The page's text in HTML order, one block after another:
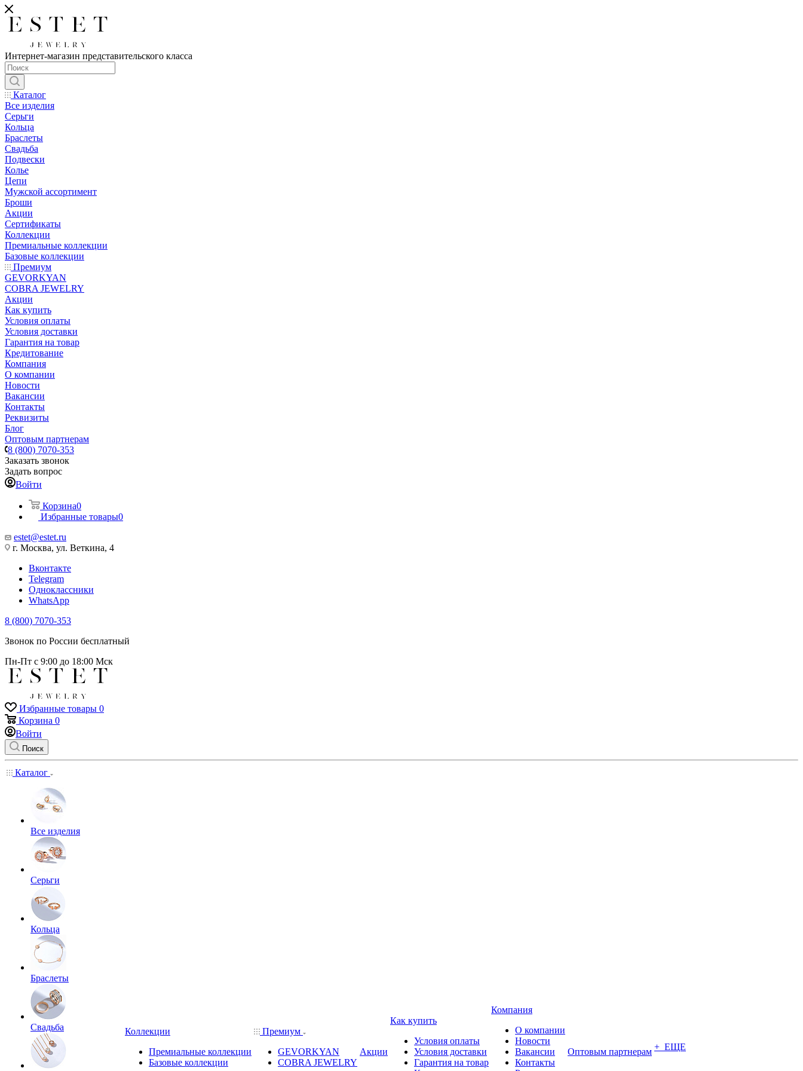
Интернет-магазин представительского класса
Каталог
Все изделия
Серьги
Кольца
Браслеты
Свадьба
Подвески
Колье
Цепи
Мужской ассортимент
Броши
Акции
Сертификаты
Коллекции
Премиальные коллекции
Базовые коллекции
Премиум
GEVORKYAN
COBRA JEWELRY
Акции
Как купить
Условия оплаты
Условия доставки
Гарантия на товар
Кредитование
Компания
О компании
Новости
Вакансии
Контакты
Реквизиты
Блог
Оптовым партнерам
8 (800) 7070-353
Заказать звонок
Задать вопрос
Войти
Корзина0
Избранные товары0
estet@estet.ru
г. Москва, ул. Веткина, 4
Вконтакте
Telegram
Одноклассники
WhatsApp
8 (800) 7070-353
Звонок по России бесплатный
Пн-Пт с 9:00 до 18:00 Мск
Избранные товары 0
Корзина 0
Войти
Поиск
Каталог
Все изделия
Серьги
Кольца
Браслеты
Свадьба
Коллекции
Премиальные коллекции
Базовые коллекции
Премиум
GEVORKYAN
COBRA JEWELRY
Акции
Как купить
Условия оплаты
Условия доставки
Гарантия на товар
Компания
О компании
Новости
Вакансии
Контакты
Оптовым партнерам + ЕЩЕ